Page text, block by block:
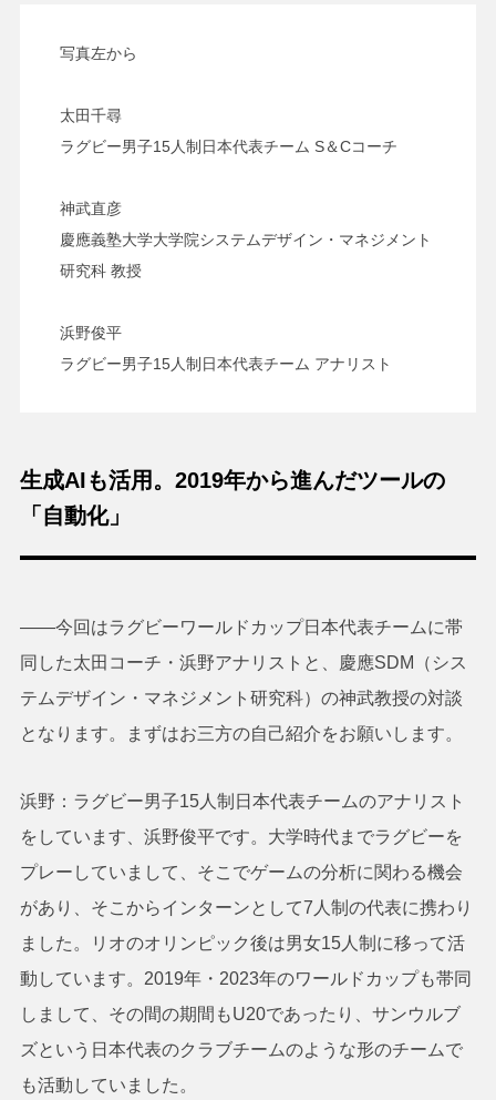
写真左から
太田千尋
ラグビー男子15人制日本代表チーム S＆Cコーチ
神武直彦
慶應義塾大学大学院システムデザイン・マネジメント
研究科 教授
浜野俊平
ラグビー男子15人制日本代表チーム アナリスト
生成AIも活用。2019年から進んだツールの
「自動化」
――今回はラグビーワールドカップ日本代表チームに帯
同した太田コーチ・浜野アナリストと、慶應SDM（シス
テムデザイン・マネジメント研究科）の神武教授の対談
となります。まずはお三方の自己紹介をお願いします。
浜野：ラグビー男子15人制日本代表チームのアナリスト
をしています、浜野俊平です。大学時代までラグビーを
プレーしていまして、そこでゲームの分析に関わる機会
があり、そこからインターンとして7人制の代表に携わり
ました。リオのオリンピック後は男女15人制に移って活
動しています。2019年・2023年のワールドカップも帯同
しまして、その間の期間もU20であったり、サンウルブ
ズという日本代表のクラブチームのような形のチームで
も活動していました。